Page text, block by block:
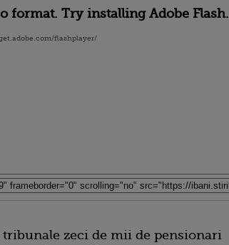
format. Try installing Adobe Flash.
flashplayer/
zeci de mii de pensionari